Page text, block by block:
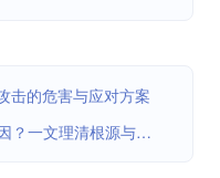
击的危害与应对方案
DNS服务故障有哪些诱因？一文理清根源与对策